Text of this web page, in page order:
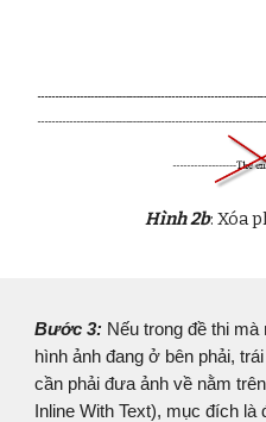
Hình 2b: Xóa
Bước 3: Nếu trong đề thi
hình ảnh đang ở bên phải,
cần phải đưa ảnh về nằm
Inline With Text), mục đích